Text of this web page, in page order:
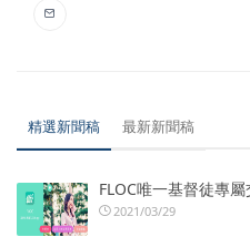
精選新聞稿 最新新聞稿
FLOC唯一基督徒專
2021/03/29